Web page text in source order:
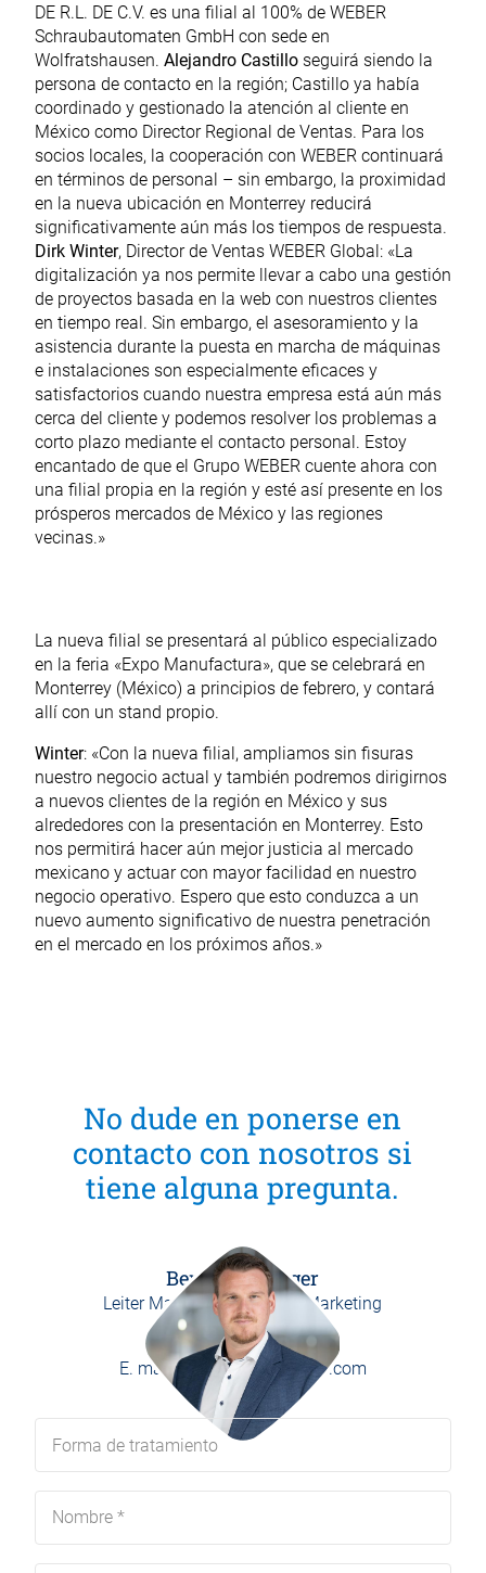
DE R.L. DE C.V. es una filial al 100% de WEBER
Schraubautomaten GmbH con sede en
Wolfratshausen. Alejandro Castilloseguirá siendo la
persona de contacto en la región; Castillo ya había
coordinado y gestionado la atención al cliente en
México como Director Regional de Ventas. Para los
socios locales, la cooperación con WEBER continuará
en términos de personal – sin embargo, la proximidad
en la nueva ubicación en Monterrey reducirá
significativamente aún más los tiempos de respuesta.
Dirk Winter, Director de Ventas WEBER Global: «La
digitalización ya nos permite llevar a cabo una gestión
de proyectos basada en la web con nuestros clientes
en tiempo real. Sin embargo, el asesoramiento y la
asistencia durante la puesta en marcha de máquinas
e instalaciones son especialmente eficaces y
satisfactorios cuando nuestra empresa está aún más
cerca del cliente y podemos resolver los problemas a
corto plazo mediante el contacto personal. Estoy
encantado de que el Grupo WEBER cuente ahora con
una filial propia en la región y esté así presente en los
prósperos mercados de México y las regiones
vecinas.»
La nueva filial se presentará al público especializado
en la feria «Expo Manufactura», que se celebrará en
Monterrey (México) a principios de febrero, y contará
allí con un stand propio.
Winter: «Con la nueva filial, ampliamos sin fisuras
nuestro negocio actual y también podremos dirigirnos
a nuevos clientes de la región en México y sus
alrededores con la presentación en Monterrey. Esto
nos permitirá hacer aún mejor justicia al mercado
mexicano y actuar con mayor facilidad en nuestro
negocio operativo. Espero que esto conduzca a un
nuevo aumento significativo de nuestra penetración
en el mercado en los próximos años.»
No dude en ponerse en
contacto con nosotros si
tiene alguna pregunta.
Benedikt Burger
Leiter Marketing / Head of Marketing
P. +49 8171 406-0
E. marketing@weber-online.com